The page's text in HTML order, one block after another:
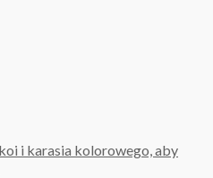
i karasia kolorowego, aby